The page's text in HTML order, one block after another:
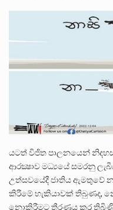
යටත් විජිත පාලනයෙන් නිදහස්
ආරක්‍ෂාව මධ්‍යයේ සමරනු
උත්සවයේදී ජාතිය ඇමතුවේ
කිරීමේ හැකියාවක් තිබුණද,
නොකිරීමට තීරණය කර තිබිණි.